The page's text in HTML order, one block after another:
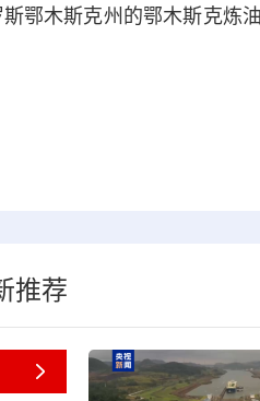
鄂木斯克州的鄂木斯克炼
推荐